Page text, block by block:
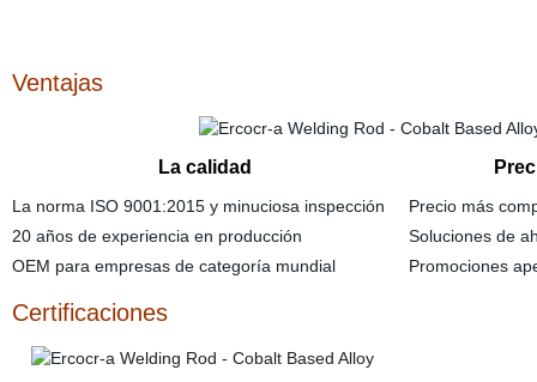
Ventajas
La calidad
La norma ISO 9001:2015 y minuciosa inspección
20 años de experiencia en producción
OEM para empresas de categoría mundial
Precio más
Soluciones de
Promociones
Certificaciones